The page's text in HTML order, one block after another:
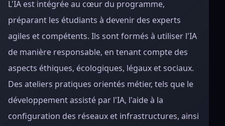
L'IA est intégrée au cœur du programme,
préparant les étudiants à devenir des experts
agiles et compétents. Ils sont formés à utiliser l'IA
de manière responsable, en tenant compte des
aspects éthiques, écologiques, légaux et sociaux.
Des ateliers pratiques orientés métier, tels que le
développement assisté par l'IA, l'aide à la
configuration des réseaux et infrastructures, ainsi